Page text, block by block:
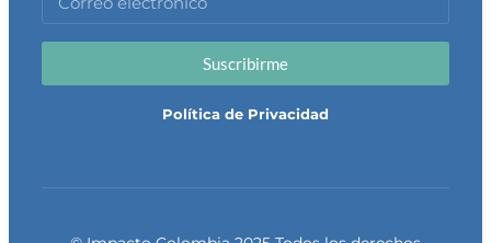
Suscribirme
Política de Privacidad